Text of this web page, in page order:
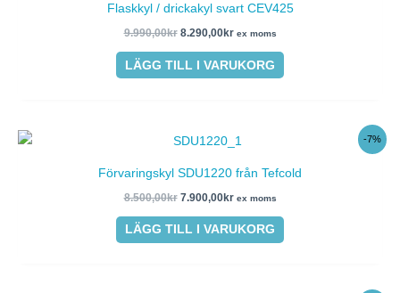
Flaskkyl / drickakyl svart CEV425
9.990,00kr
var:
9.990,00kr.
8.290,00kr
är:
8.290,00kr.
ex moms
LÄGG TILL I VARUKORG
-7%
Förvaringskyl SDU1220 från Tefcold
8.500,00kr
Det
ursprungliga
var:
8.500,00kr.
7.900,00kr
Det
nuvarande
priset
är:
7.900,00kr.
ex moms
LÄGG TILL I VARUKORG